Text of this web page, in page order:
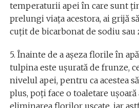
temperaturii apei în care sunt
prelungi viaţa acestora, ai grijă
cuţit de bicarbonat de sodiu sau
5. Înainte de a aşeza florile în
tulpina este uşurată de frunze,
nivelul apei, pentru ca acestea
plus, poţi face o toaletare